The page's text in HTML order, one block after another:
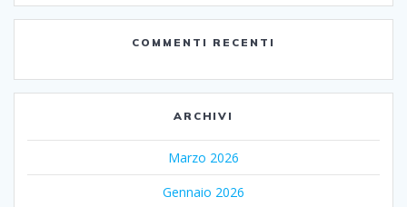
COMMENTI RECENTI
ARCHIVI
Marzo 2026
Gennaio 2026